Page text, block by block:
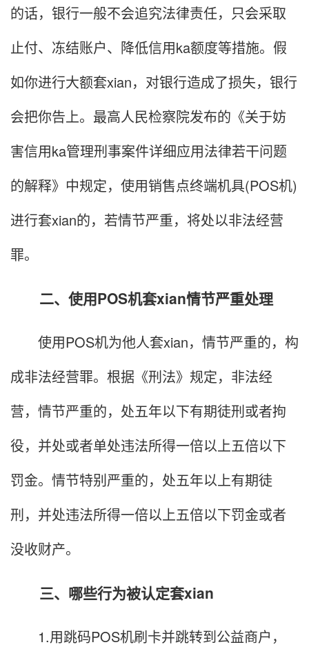
的话，银行一般不会追究法律责任，只会采取
止付、冻结账户、降低信用ka额度等措施。假
如你进行大额套xian，对银行造成了损失，银行
会把你告上。最高人民检察院发布的《关于妨
害信用ka管理刑事案件详细应用法律若干问题
的解释》中规定，使用销售点终端机具(POS机)
进行套xian的，若情节严重，将处以非法经营
罪。
二、使用POS机套xian情节严重处理
使用POS机为他人套xian，情节严重的，构
成非法经营罪。根据《刑法》规定，非法经
营，情节严重的，处五年以下有期徒刑或者拘
役，并处或者单处违法所得一倍以上五倍以下
罚金。情节特别严重的，处五年以上有期徒
刑，并处违法所得一倍以上五倍以下罚金或者
没收财产。
三、哪些行为被认定套xian
1.用跳码POS机刷卡并跳转到公益商户，